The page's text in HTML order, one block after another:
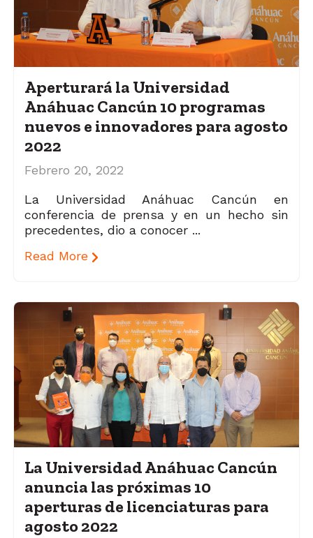
Aperturará la Universidad
Anáhuac Cancún 10 programas
nuevos e innovadores para agosto
2022
Febrero 20, 2022
La Universidad Anáhuac Cancún en
conferencia de prensa y en un hecho sin
precedentes, dio a conocer ...
Read More
La Universidad Anáhuac Cancún
anuncia las próximas 10
aperturas de licenciaturas para
agosto 2022